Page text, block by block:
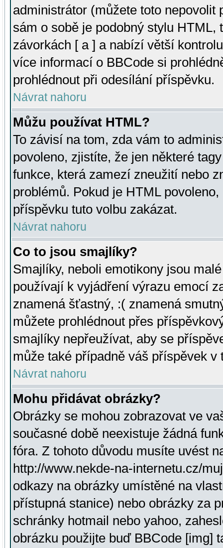
administrátor (můžete toto
sám o sobě je podobný stylu HTML,
závorkách [ a ] a nabízí větší
více informací o BBCode si
prohlédnout při odesílání příspěvku.
Návrat nahoru
Můžu používat HTML?
To závisí na tom, zda vám to
povoleno, zjistíte, že jen některé
funkce, která zamezí zneužití nebo
problémů. Pokud je HTML
příspěvku tuto volbu zakázat.
Návrat nahoru
Co to jsou smajlíky?
Smajlíky, neboli emotikony jsou
používají k vyjádření výrazu emocí
znamená šťastný, :( znamená
můžete prohlédnout přes
smajlíky nepřeužívat, aby se
může také případně váš příspěvek v
Návrat nahoru
Mohu přidávat obrázky?
Obrázky se mohou zobrazovat ve
současné době neexistuje žádná
fóra. Z tohoto důvodu musíte uvést
http://www.nekde-na-internetu.cz/
odkazy na obrázky umístěné na
přístupná stanice) nebo obrázky za
schránky hotmail nebo yahoo,
obrázku použijte buď BBCode [img]